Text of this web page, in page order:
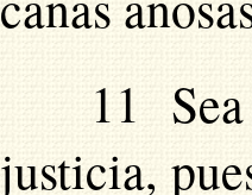
11
justicia,